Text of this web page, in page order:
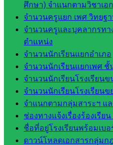
ศึกษา) จำแนกตามวิชาเอ
จำนวนครูแยก เพศ วิทยฐ
จำนวนครูและบุคลากรทา
ตำแหน่ง
จำนวนนักเรียนแยกอำเภอ
จำนวนนักเรียนแยกเพศ ชั้
จำนวนนักเรียนโรงเรียนข
จำนวนนักเรียนโรงเรียน
จำแนกตามกลุ่มสาระฯ แล
ช่องทางแจ้งเรื่องร้องเรี
ชื่อที่อยู่โรงเรียนพร้อมเบ
ดาวน์โหลดเอกสารกลุ่ม
กลุ่มนิ
เทศ
ติดตาม
และประ
เมินผลฯ
เว็บไซต์
หลักสูตร
ต้าน
ทุจริต
ห้อง
นิเทศ